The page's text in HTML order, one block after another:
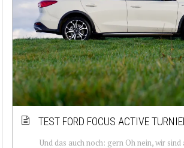
TEST FORD FOCUS ACTIVE
Und das auch noch: gern Oh nein, wir